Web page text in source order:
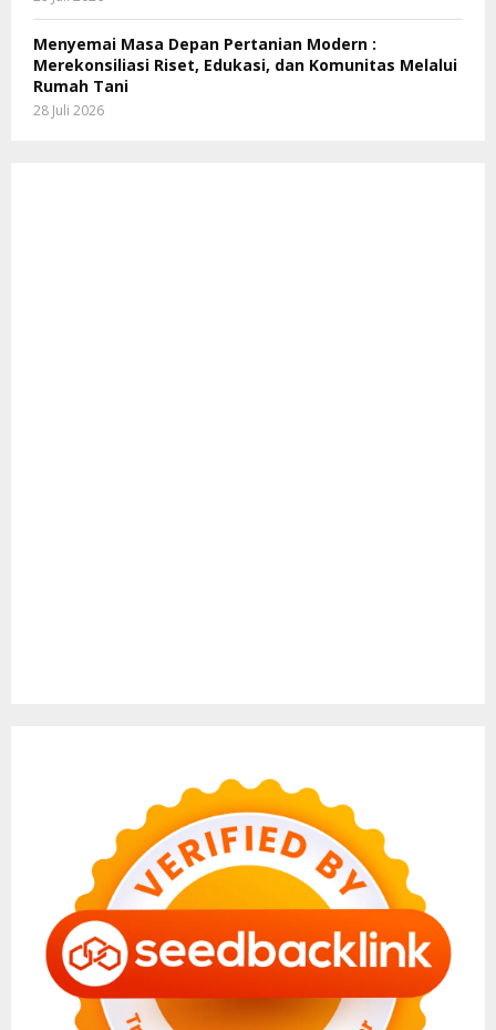
Menyemai Masa Depan Pertanian Modern :
Merekonsiliasi Riset, Edukasi, dan Komunitas Melalui
Rumah Tani
28 Juli 2026